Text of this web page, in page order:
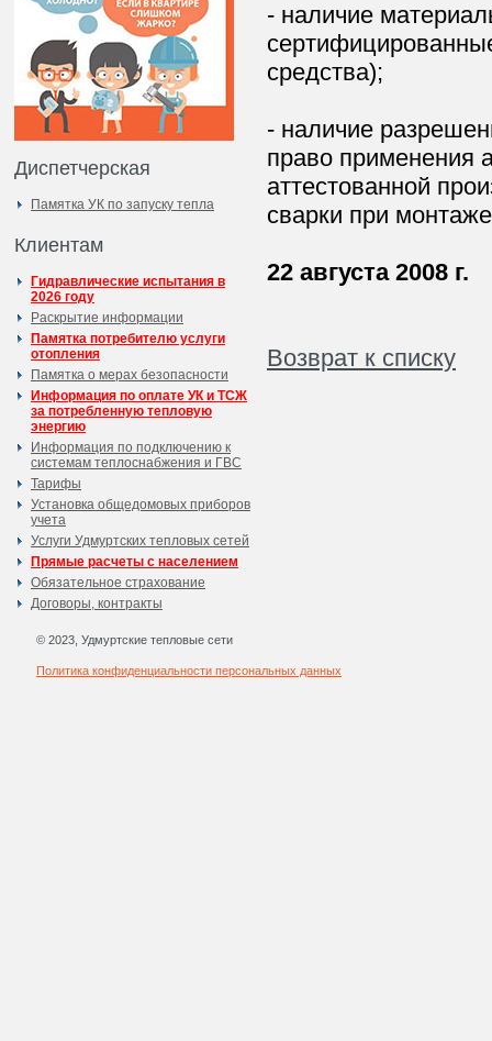
Диспетчерская
Памятка УК по запуску тепла
Клиентам
Гидравлические испытания в
2026 году
Раскрытие информации
Памятка потребителю услуги
отопления
Памятка о мерах безопасности
Информация по оплате УК и ТСЖ
за потребленную тепловую
энергию
Информация по подключению к
системам теплоснабжения и ГВС
Тарифы
Установка общедомовых приборов
учета
Услуги Удмуртских тепловых сетей
Прямые расчеты с населением
Обязательное страхование
Договоры, контракты
- наличие
средства);
- наличие
право применения
аттестованной
сварки при
22 августа 2008 г.
Возврат к списку
© 2023, Удмуртские тепловые сети
Политика конфиденциальности персональных данных